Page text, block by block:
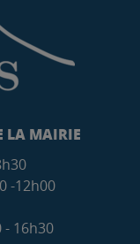
LA MAIRIE
-12h00
- 16h30